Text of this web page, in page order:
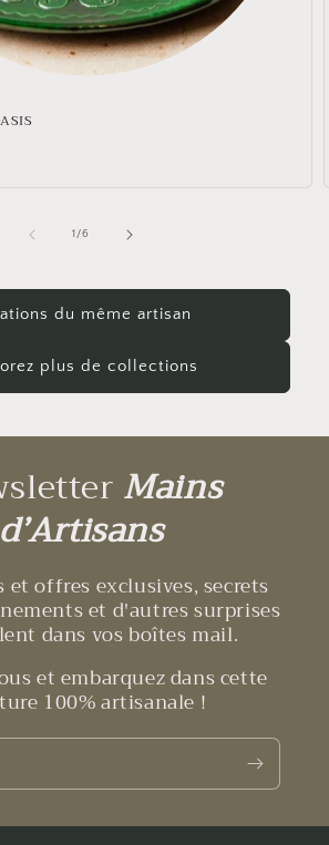
1 /de
6
du même artisan
plus de collections
Mains
d’Artisans
et offres exclusives, secrets
et d'autres surprises
dans vos boîtes mail.
et embarquez dans cette
100% artisanale !